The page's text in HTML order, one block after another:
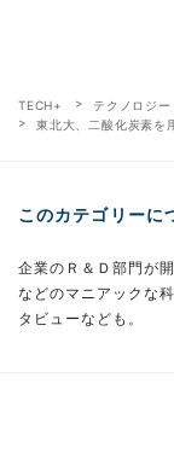
TECH+ テクノロジー
東北大、二酸化炭素を
このカテゴリーに
企業のＲ＆Ｄ部門が
などのマニアックな
タビューなども。